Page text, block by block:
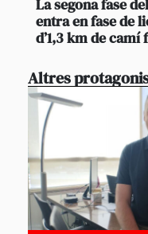
La segona fase
entra en fase de
d’1,3 km de camí
Altres